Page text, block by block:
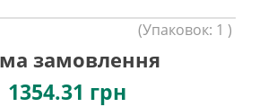
(Упаковок: 1 )
замовлення
1354.31 грн